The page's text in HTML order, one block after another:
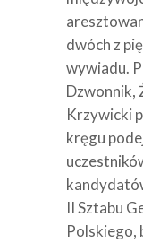
dwóch z
wywiadu.
Dzwonnik,
Krzywicki
kręgu
II Sztabu
Polskiego,